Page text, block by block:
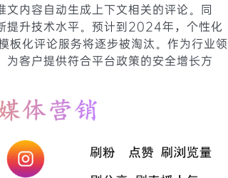
内容自动生成上下文相关的评论。同
提升技术水平。预计到2024年，个性化
板化评论服务将逐步被淘汰。作为行业领
客户提供符合平台政策的安全增长方